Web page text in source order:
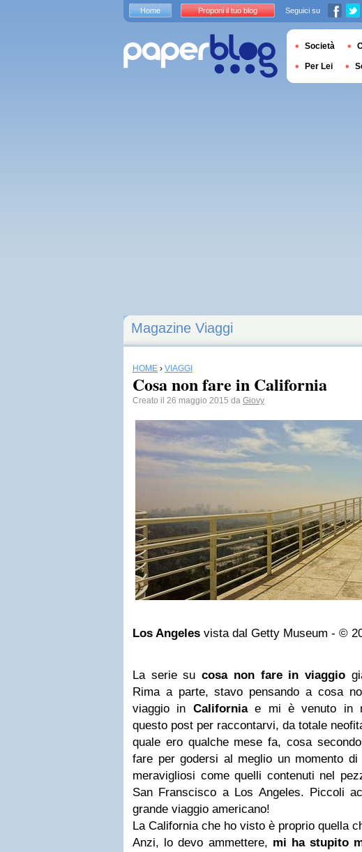
Magazine Viaggi
HOME › VIAGGI
Cosa non fare in California
Creato il 26 maggio 2015 da Giovy
Los Angeles vista dal Getty Museum - ©
La serie sucosa non fare in viaggio
Rima a parte, stavo pensando a cosa
viaggio in Californiae mi è venuto in
questo post per raccontarvi, da totale
quale ero qualche mese fa, cosa
fare per godersi al meglio un momento di
meravigliosi come quelli contenuti nel
San Franscisco a Los Angeles. Piccoli
grande viaggio americano!
La California che ho visto è proprio quella
Anzi, lo devo ammettere, mi ha stupito
Home Proponi il tuo blog Seguici su
Società
Per Lei